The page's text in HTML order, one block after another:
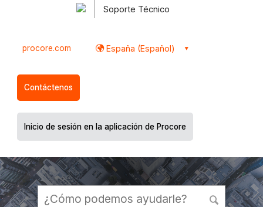
Soporte Técnico
procore.com España (Español)
Contáctenos
Inicio de sesión en la aplicación de Procore